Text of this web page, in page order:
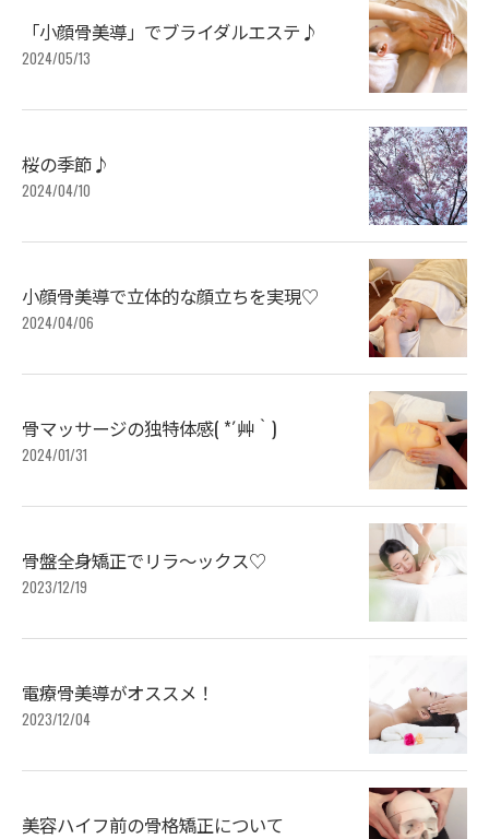
「小顔骨美導」でブライダルエステ♪
2024/05/13
桜の季節♪
2024/04/10
小顔骨美導で立体的な顔立ちを実現♡
2024/04/06
骨マッサージの独特体感( *´艸｀)
2024/01/31
骨盤全身矯正でリラ～ックス♡
2023/12/19
電療骨美導がオススメ！
2023/12/04
美容ハイフ前の骨格矯正について